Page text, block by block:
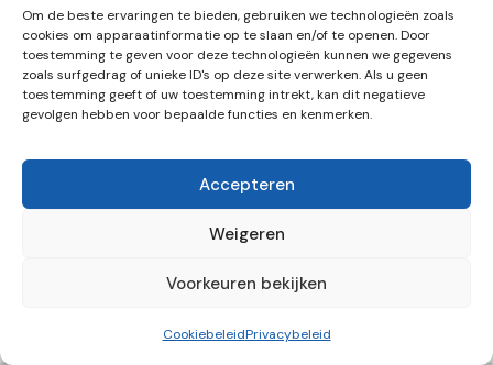
Om de beste ervaringen te bieden, gebruiken we technologieën zoals
cookies om apparaatinformatie op te slaan en/of te openen. Door
toestemming te geven voor deze technologieën kunnen we gegevens
zoals surfgedrag of unieke ID's op deze site verwerken. Als u geen
toestemming geeft of uw toestemming intrekt, kan dit negatieve
gevolgen hebben voor bepaalde functies en kenmerken.
Accepteren
Weigeren
Voorkeuren bekijken
CookiebeleidPrivacybeleid